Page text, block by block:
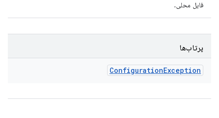
فایل محلی.
پرتاب‌ها
ConfigurationException